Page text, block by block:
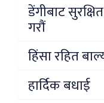
डेंगीबाट
गरौं
हिंसा रहित
हार्दिक बधाई